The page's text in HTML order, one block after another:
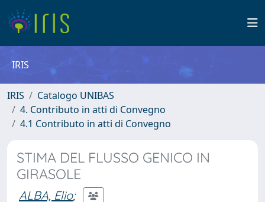
IRIS
IRIS
Catalogo UNIBAS
4. Contributo in atti di Convegno
4.1 Contributo in atti di Convegno
STIMA DEL FLUSSO GENICO IN
GIRASOLE
ALBA, Elio;